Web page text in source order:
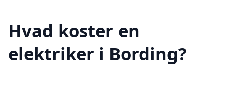
Hvad koster en
elektriker i Bording?